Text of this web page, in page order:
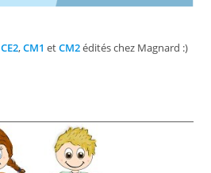
CE2,CM1 etCM2édités chez Magnard :)